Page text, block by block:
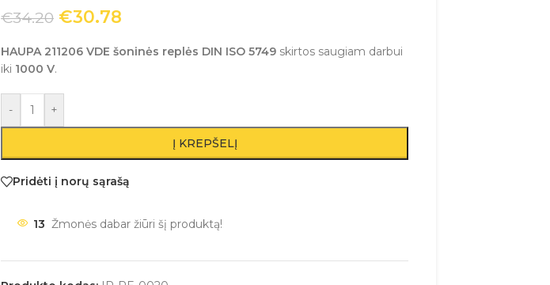
€34.20 €30.78
HAUPA 211206 VDE šoninės replės DIN ISO 5749 skirtos saugiam darbui
iki 1000 V.
- +
Į KREPŠELĮ
Pridėti į norų sąrašą
13 Žmonės dabar žiūri šį produktą!